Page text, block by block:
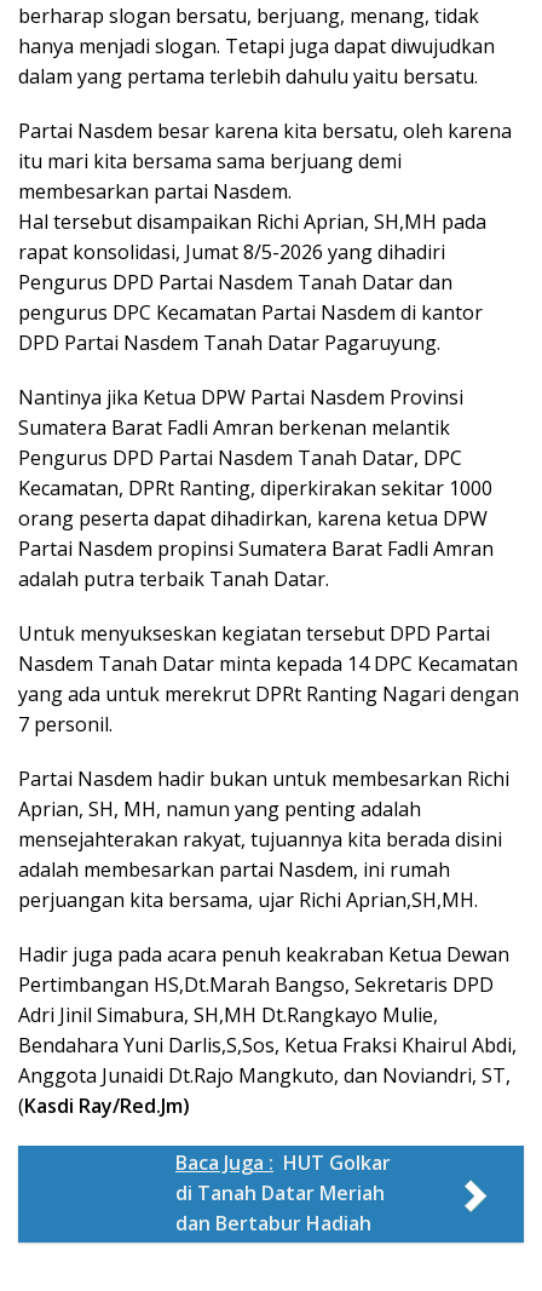
berharap slogan bersatu, berjuang, menang, tidak
hanya menjadi slogan. Tetapi juga dapat diwujudkan
dalam yang pertama terlebih dahulu yaitu bersatu.
Partai Nasdem besar karena kita bersatu, oleh karena
itu mari kita bersama sama berjuang demi
membesarkan partai Nasdem.
Hal tersebut disampaikan Richi Aprian, SH,MH pada
rapat konsolidasi, Jumat 8/5-2026 yang dihadiri
Pengurus DPD Partai Nasdem Tanah Datar dan
pengurus DPC Kecamatan Partai Nasdem di kantor
DPD Partai Nasdem Tanah Datar Pagaruyung.
Nantinya jika Ketua DPW Partai Nasdem Provinsi
Sumatera Barat Fadli Amran berkenan melantik
Pengurus DPD Partai Nasdem Tanah Datar, DPC
Kecamatan, DPRt Ranting, diperkirakan sekitar 1000
orang peserta dapat dihadirkan, karena ketua DPW
Partai Nasdem propinsi Sumatera Barat Fadli Amran
adalah putra terbaik Tanah Datar.
Untuk menyukseskan kegiatan tersebut DPD Partai
Nasdem Tanah Datar minta kepada 14 DPC Kecamatan
yang ada untuk merekrut DPRt Ranting Nagari dengan
7 personil.
Partai Nasdem hadir bukan untuk membesarkan Richi
Aprian, SH, MH, namun yang penting adalah
mensejahterakan rakyat, tujuannya kita berada disini
adalah membesarkan partai Nasdem, ini rumah
perjuangan kita bersama, ujar Richi Aprian,SH,MH.
Hadir juga pada acara penuh keakraban Ketua Dewan
Pertimbangan HS,Dt.Marah Bangso, Sekretaris DPD
Adri Jinil Simabura, SH,MH Dt.Rangkayo Mulie,
Bendahara Yuni Darlis,S,Sos, Ketua Fraksi Khairul Abdi,
Anggota Junaidi Dt.Rajo Mangkuto, dan Noviandri, ST,
(Kasdi Ray/Red.Jm)
Baca Juga : HUT Golkar
di Tanah Datar Meriah
dan Bertabur Hadiah